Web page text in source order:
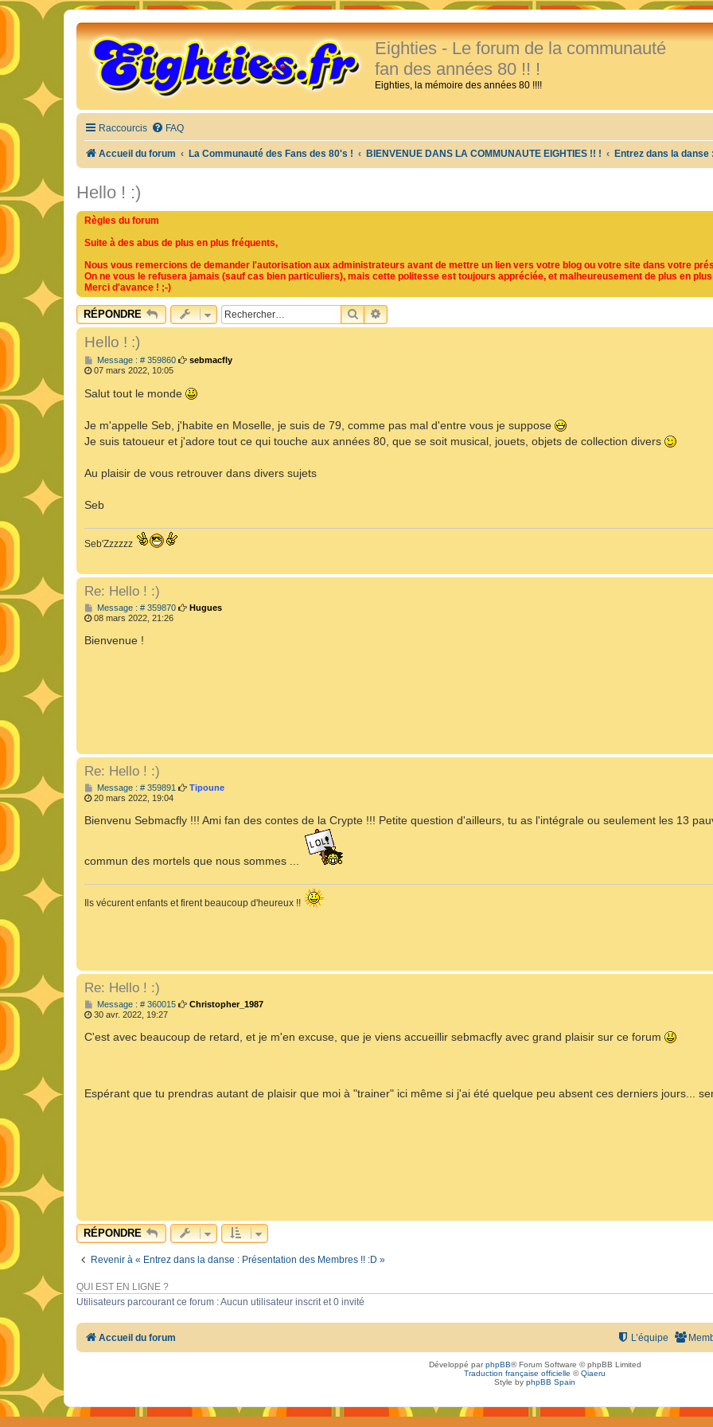
Eighties - Le forum de la communauté
fan des années 80 !! !
Eighties, la mémoire des années 80 !!!!
Raccourcis FAQ
Accueil du forum La Communauté des Fans des 80's ! BIENVENUE DANS LA COMMUNAUTE EIGHTIES !! ! Entrez dans la
Hello ! :)
Règles du forum
Suite à des abus de plus en plus fréquents,
Nous vous remercions de demander l'autorisation aux administrateurs avant de mettre un lien vers votre blog ou votre site dans votre
On ne vous le refusera jamais (sauf cas bien particuliers), mais cette politesse est toujours appréciée, et malheureusement de plus en
Merci d'avance ! ;-)
RÉPONDRE RECHERCHER
RECHERCHE AVANCÉE
Hello ! :)
Message : # 359860M
s
e
sebmacfly
07 mars 2022, 10:05
Salut tout le monde
Je m'appelle Seb, j'habite en Moselle, je suis de 79, comme pas mal d'entre vous je suppose
Je suis tatoueur et j'adore tout ce qui touche aux années 80, que se soit musical, jouets, objets de collection divers
Au plaisir de vous retrouver dans divers sujets
Seb
Seb'Zzzzzz
Re: Hello ! :)
Message : # 359870M
Hugues
08 mars 2022, 21:26
Bienvenue !
Re: Hello ! :)
Message : # 359891 M
s
Tipoune
20 mars 2022, 19:04
Bienvenu Sebmacfly !!! Ami fan des contes de la Crypte !!! Petite question d'ailleurs, tu as l'intégrale ou seulement les 13
commun des mortels que nous sommes ...
Ils vécurent enfants et firent beaucoup d'heureux !!
Re: Hello ! :)
Message : # 360015M
s
Christopher_1987
30 avr. 2022, 19:27
C'est avec beaucoup de retard, et je m'en excuse, que je viens accueillir sebmacfly avec grand plaisir sur ce forum
Espérant que tu prendras autant de plaisir que moi à "trainer" ici même si j'ai été quelque peu absent ces derniers jours...
RÉPONDRE
Revenir à « Entrez dans la danse : Présentation des Membres !! :D »
QUI EST EN LIGNE ?
Utilisateurs parcourant ce forum : Aucun utilisateur inscrit et 0 invité
Accueil du forum L’équipe
Développé parphpBB® Forum Software © phpBB Limited
Traduction française officielle ©Qiaeru
Style by phpBB Spain